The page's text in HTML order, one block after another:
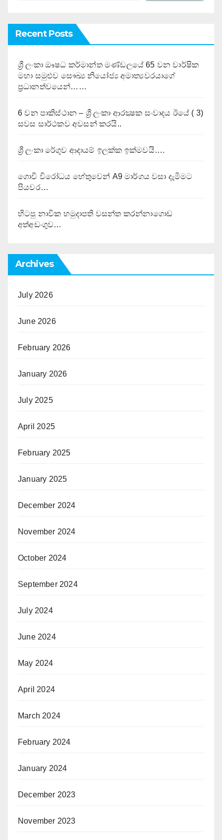
Recent Posts
ශ්‍රී ලංකා ඖෂධ කර්මාන්ත මණ්ඩලයේ 65 වන වාර්ෂික
මහා සමුළුව සෞඛ්‍ය නියෝජ්‍ය අමාත්‍යවරයාගේ
ප්‍රධානත්වයෙන්……
6 වන පාකිස්ථාන – ශ්‍රී ලංකා ආරක්‍ෂක සංවාදය ඊයේ ( 3)
සවස සාර්ථකව අවසන් කරයි..
ශ්‍රී ලංකා රේගුව ආදායම් ඉලක්ක ඉක්මවයි….
ගොවි විරෝධය හේතුවෙන් A9 මාර්ගය වසා දැමිමට
පියවර…
හිටපු නාවික හමුදාපති වසන්ත කරන්නාගොඩ
අත්අඩංගුව…
Archives
July 2026
June 2026
February 2026
January 2026
July 2025
April 2025
February 2025
January 2025
December 2024
November 2024
October 2024
September 2024
July 2024
June 2024
May 2024
April 2024
March 2024
February 2024
January 2024
December 2023
November 2023